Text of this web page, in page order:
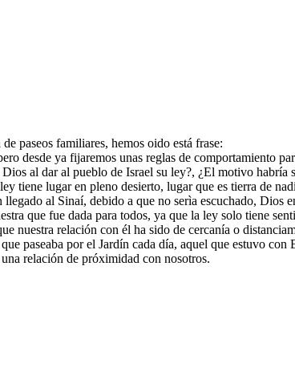
paseos familiares, hemos oido está frase:
desde ya fijaremos unas reglas de comportamiento
al dar al pueblo de Israel su ley?, ¿El motivo
tiene lugar en pleno desierto, lugar que es tierra de
al Sinaí, debido a que no serìa escuchado, Dios
que fue dada para todos, ya que la ley solo tiene
nuestra relación con él ha sido de cercanía o
paseaba por el Jardín cada día, aquel que estuvo
relación de próximidad con nosotros.